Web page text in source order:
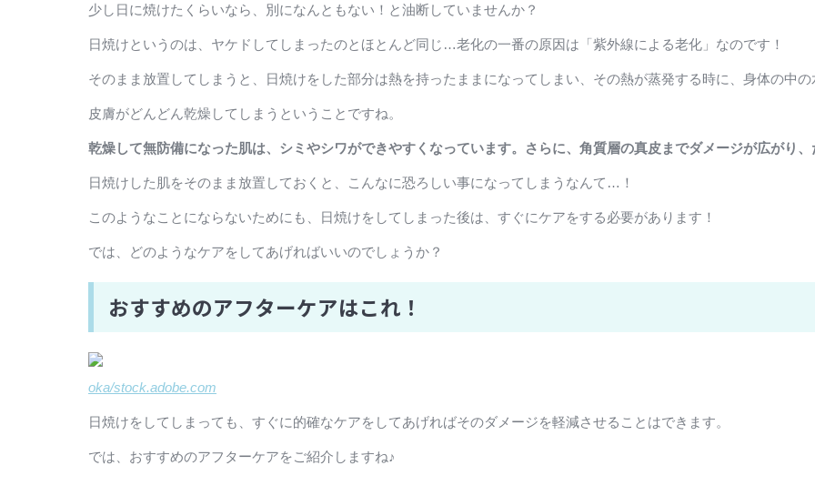
少し日に焼けたくらいなら、別になんともない！と油断していませんか？
日焼けというのは、ヤケドしてしまったのとほとんど同じ…老化の一番の原因は「紫外線による老化」なのです！
そのまま放置してしまうと、日焼けをした部分は熱を持ったままになってしまい、その熱が蒸発する時に、身体の中
皮膚がどんどん乾燥してしまうということですね。
乾燥して無防備になった肌は、シミやシワができやすくなっています。さらに、角質層の真皮までダメージが広がり、
日焼けした肌をそのまま放置しておくと、こんなに恐ろしい事になってしまうなんて…！
このようなことにならないためにも、日焼けをしてしまった後は、すぐにケアをする必要があります！
では、どのようなケアをしてあげればいいのでしょうか？
おすすめのアフターケアはこれ！
oka/stock.adobe.com
日焼けをしてしまっても、すぐに的確なケアをしてあげればそのダメージを軽減させることはできます。
では、おすすめのアフターケアをご紹介しますね♪